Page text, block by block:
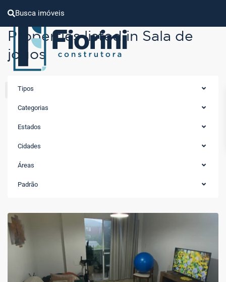
Busca imóveis
Properties listed in Sala de
jogos
Tipos
Categorias
Estados
Cidades
Áreas
Padrão